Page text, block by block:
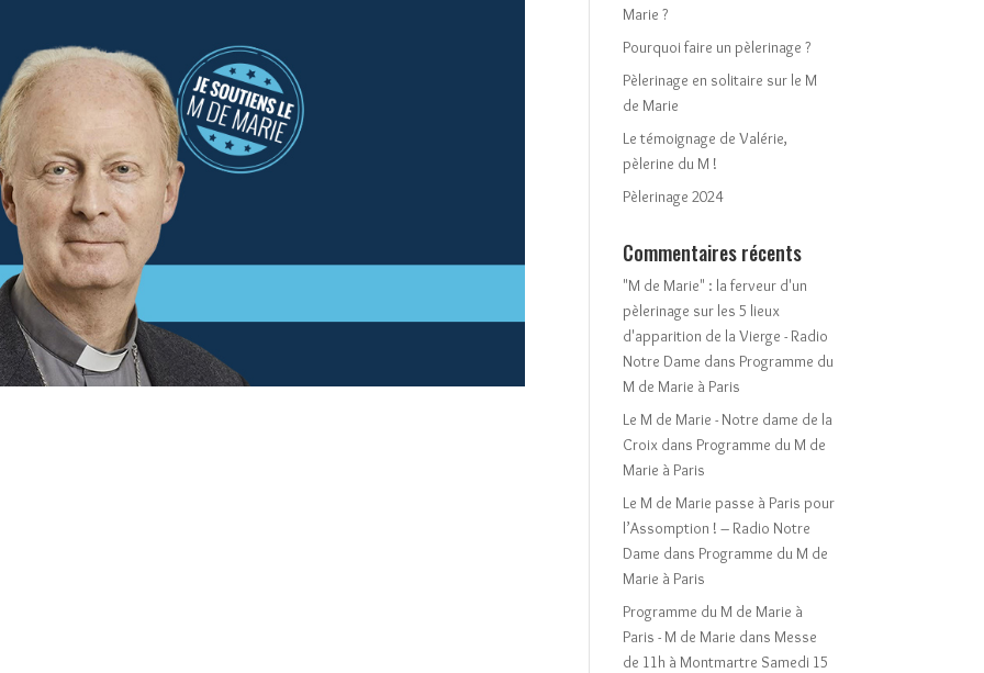
Marie ?
Pourquoi faire un pèlerinage ?
Pèlerinage en solitaire sur le M
de Marie
Le témoignage de Valérie,
pèlerine du M !
Pèlerinage 2024
Commentaires récents
"M de Marie" : la ferveur d'un
pèlerinage sur les 5 lieux
d'apparition de la Vierge - Radio
Notre Dame dans Programme du
M de Marie à Paris
Le M de Marie - Notre dame de la
Croix dans Programme du M de
Marie à Paris
Le M de Marie passe à Paris pour
l’Assomption ! – Radio Notre
Dame dans Programme du M de
Marie à Paris
Programme du M de Marie à
Paris - M de Marie dans Messe
de 11h à Montmartre Samedi 15